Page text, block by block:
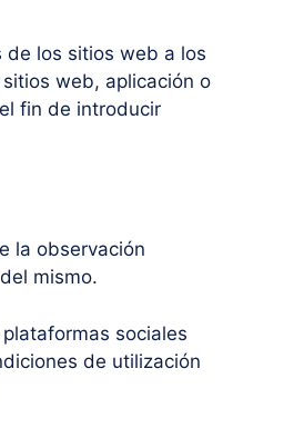
de los sitios web a los
web, aplicación o
fin de introducir
la observación
mismo.
sociales
de utilización